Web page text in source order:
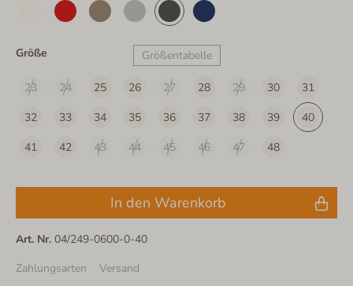
Größe Größentabelle
23 24 25 26 27 28 29 30
31
32
33 34 35 36 37 38 39
40
41
42 43 44 45 46 47 48
In den Warenkorb
Art. Nr. 04/249-0600-0-40
Zahlungsarten
Versand